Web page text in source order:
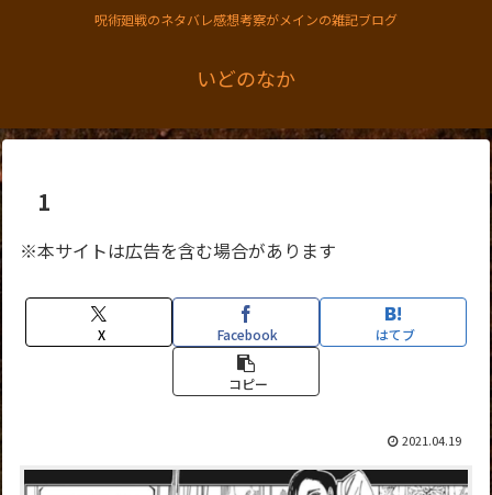
呪術廻戦のネタバレ感想考察がメインの雑記ブログ
いどのなか
1
※本サイトは広告を含む場合があります
X Facebook はてブ
コピー
2021.04.19